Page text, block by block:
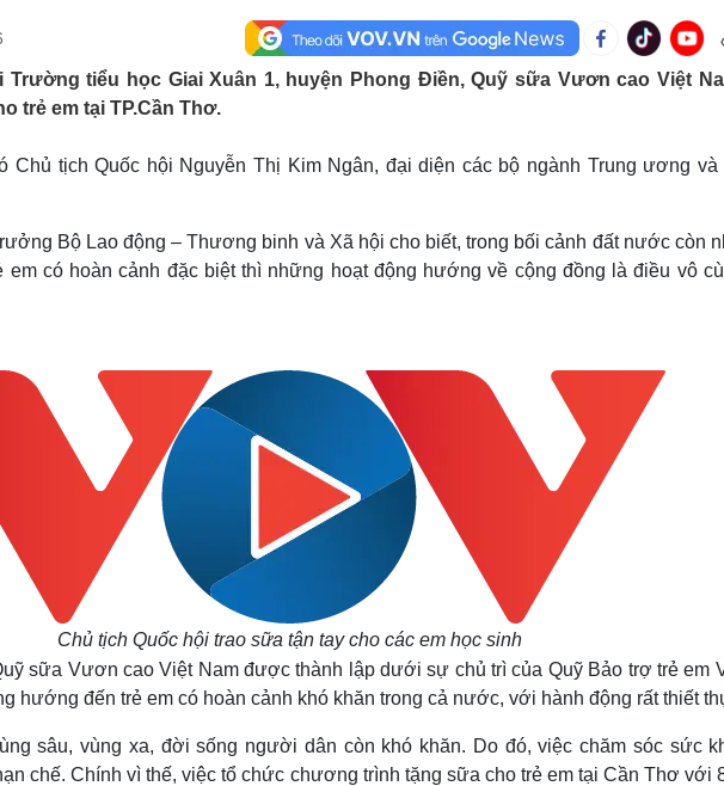
Quân sự - Quốc phòng
Vũ khí
Phân tích
Thể thao
Thế giới thể thao
Ô tô - Xe máy
Tư vấn
Đời sống
Nhà đẹp
Văn hóa
Sân khấu - Điện ảnh
Giải trí
Nghệ sĩ
Trường tiểu học Giai Xuân 1, huyện Phong Điền, Quỹ sữa Vươn cao Việt
trẻ em tại TP.Cần Thơ.
Chủ tịch Quốc hội Nguyễn Thị Kim Ngân, đại diện các bộ ngành Trung ương và
Bộ Lao động – Thương binh và Xã hội cho biết, trong bối cảnh đất nước còn
em có hoàn cảnh đặc biệt thì những hoạt động hướng về cộng đồng là điều vô
Chủ tịch Quốc hội trao sữa tận tay cho các em học sinh
sữa Vươn cao Việt Nam được thành lập dưới sự chủ trì của Quỹ Bảo trợ trẻ em
hướng đến trẻ em có hoàn cảnh khó khăn trong cả nước, với hành động rất thiết
sâu, vùng xa, đời sống người dân còn khó khăn. Do đó, việc chăm sóc sức
chế. Chính vì thế, việc tổ chức chương trình tặng sữa cho trẻ em tại Cần Thơ với